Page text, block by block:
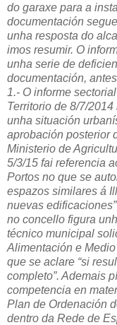
do garaxe para a
documentación
unha resposta do
imos resumir. O
unha serie de
documentación,
1.- O informe
Territorio de 8/7/
unha situación
aprobación posterior
Ministerio de
5/3/15 fai referencia
Portos no que se
espazos similares á
nuevas
no concello figura
técnico municipal
Alimentación e
que se aclare “si
completo”. Ademais
competencia en
Plan de Ordenación
dentro da Rede de